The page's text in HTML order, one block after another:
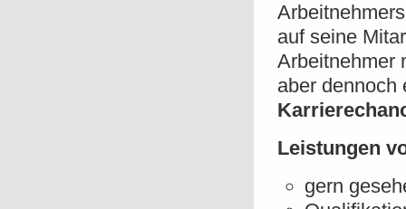
auf seine
Arbeitnehmer
aber dennoch
Leistungen
gern